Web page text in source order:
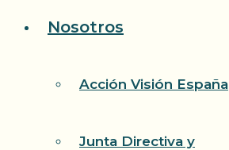
Nosotros
Acción Visión España
Junta Directiva y